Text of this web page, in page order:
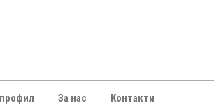
За нас Контакти